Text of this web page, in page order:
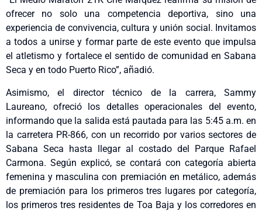
ofrecer no solo una competencia deportiva, sino una
experiencia de convivencia, cultura y unión social. Invitamos
a todos a unirse y formar parte de este evento que impulsa
el atletismo y fortalece el sentido de comunidad en Sabana
Seca y en todo Puerto Rico”, añadió.
Asimismo, el director técnico de la carrera, Sammy
Laureano, ofreció los detalles operacionales del evento,
informando que la salida está pautada para las 5:45 a.m. en
la carretera PR-866, con un recorrido por varios sectores de
Sabana Seca hasta llegar al costado del Parque Rafael
Carmona. Según explicó, se contará con categoría abierta
femenina y masculina con premiación en metálico, además
de premiación para los primeros tres lugares por categoría,
los primeros tres residentes de Toa Baja y los corredores en